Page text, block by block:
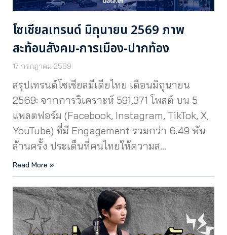
โซเชียลเทรนด์ มิถุนายน 2569 ภาพ
สะท้อนสังคม-การเมือง-ปากท้อง
17 กรกฎาคม 2569
สรุปเทรนด์โซเชียลมีเดียไทย เดือนมิถุนายน
2569: จากการวิเคราะห์ 591,371 โพสต์ บน 5
แพลตฟอร์ม (Facebook, Instagram, TikTok, X,
YouTube) ที่มี Engagement รวมกว่า 6.49 พัน
ล้านครั้ง ประเด็นที่คนไทยให้ความส…
Read More »